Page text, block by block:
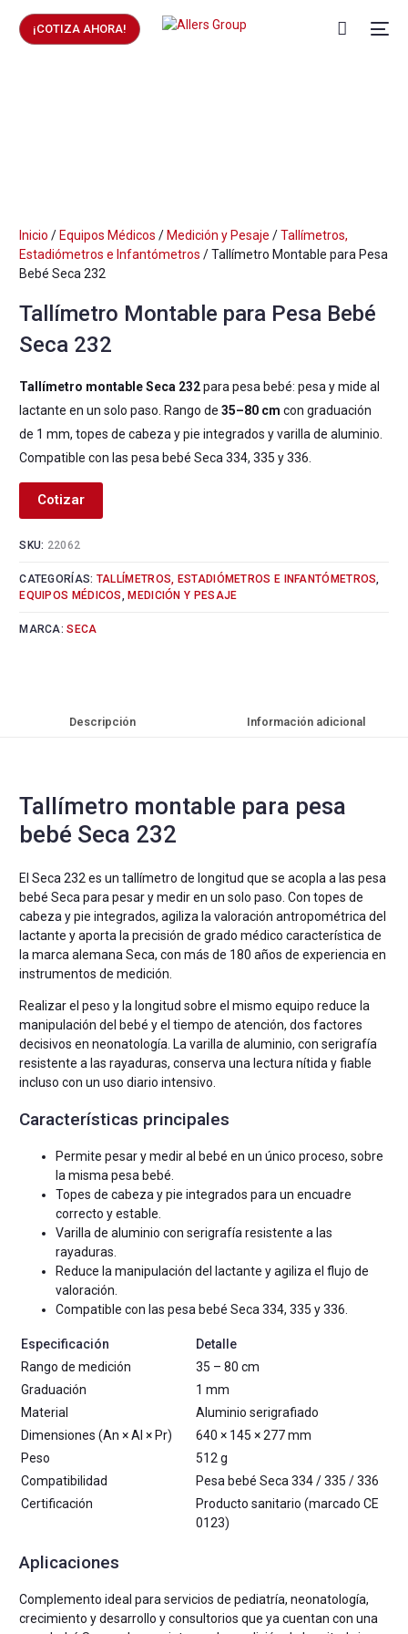
¡COTIZA AHORA!
Inicio / Equipos Médicos / Medición y Pesaje /Tallímetros,
Estadiómetros e Infantómetros / Tallímetro Montable para Pesa
Bebé Seca 232
Tallímetro Montable para Pesa Bebé
Seca 232
Tallímetro montable Seca 232para pesa bebé: pesa y mide al
lactante en un solo paso. Rango de35–80 cm con graduación
de 1 mm, topes de cabeza y pie integrados y varilla de aluminio.
Compatible con las pesa bebé Seca 334, 335 y 336.
Cotizar
SKU: 22062
CATEGORÍAS: TALLÍMETROS, ESTADIÓMETROS E INFANTÓMETROS,
EQUIPOS MÉDICOS, MEDICIÓN Y PESAJE
MARCA:SECA
Descripción Información adicional
Tallímetro montable para pesa
bebé Seca 232
El Seca 232 es un tallímetro de longitud que se acopla a las pesa
bebé Seca para pesar y medir en un solo paso. Con topes de
cabeza y pie integrados, agiliza la valoración antropométrica del
lactante y aporta la precisión de grado médico característica de
la marca alemana Seca, con más de 180 años de experiencia en
instrumentos de medición.
Realizar el peso y la longitud sobre el mismo equipo reduce la
manipulación del bebé y el tiempo de atención, dos factores
decisivos en neonatología. La varilla de aluminio, con serigrafía
resistente a las rayaduras, conserva una lectura nítida y fiable
incluso con un uso diario intensivo.
Características principales
Permite pesar y medir al bebé en un único proceso, sobre
la misma pesa bebé.
Topes de cabeza y pie integrados para un encuadre
correcto y estable.
Varilla de aluminio con serigrafía resistente a las
rayaduras.
Reduce la manipulación del lactante y agiliza el flujo de
valoración.
Compatible con las pesa bebé Seca 334, 335 y 336.
Especificación
Detalle
Rango de medición
35 – 80 cm
Graduación
1 mm
Material
Aluminio serigrafiado
Dimensiones (An × Al × Pr)
640 × 145 × 277 mm
Peso
512 g
Compatibilidad
Pesa bebé Seca 334 / 335 / 336
Certificación
Producto sanitario (marcado CE
0123)
Aplicaciones
Complemento ideal para servicios de pediatría, neonatología,
crecimiento y desarrollo y consultorios que ya cuentan con una